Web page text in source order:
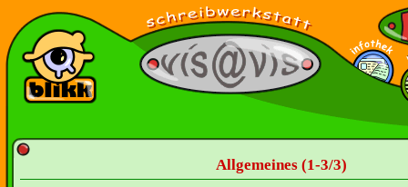
Allgemeines (1-3/3)